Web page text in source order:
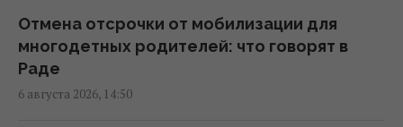
Добраться на "ноль" становится
практически невозможной задачей, –
Business Insider
20:18 четверг, 06 августа 2026
Отмена отсрочки от мобилизации для
многодетных родителей: что говорят в
Раде
6 августа 2026, 14:50